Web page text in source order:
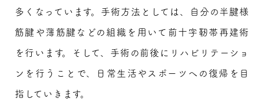
多くなっています。手術方法としては、自分の半腱様
筋腱や薄筋腱などの組織を用いて前十字靭帯再建術
を行います。そして、手術の前後にリハビリテーショ
ンを行うことで、日常生活やスポーツへの復帰を目
指していきます。